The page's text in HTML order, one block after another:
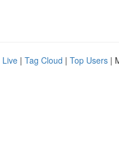
Live | Tag Cloud | Top Users |